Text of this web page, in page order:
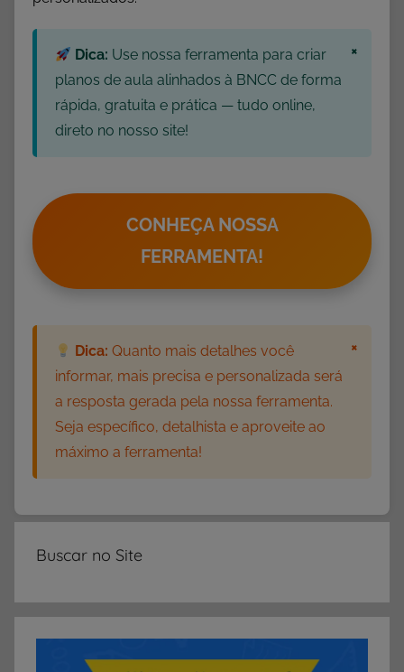
o
s
G
á
Dica: Use nossa ferramenta para criar
planos de aula alinhados à BNCC de forma
rápida, gratuita e prática — tudo online,
direto no nosso site!
×
CONHEÇA NOSSA
FERRAMENTA!
Dica: Quanto mais detalhes você
informar, mais precisa e personalizada será
a resposta gerada pela nossa ferramenta.
Seja específico, detalhista e aproveite ao
máximo a ferramenta!
×
Buscar no Site